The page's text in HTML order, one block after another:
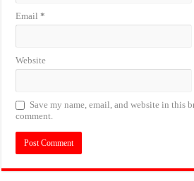
Email*
Website
Save my name, email, and website in this
comment.